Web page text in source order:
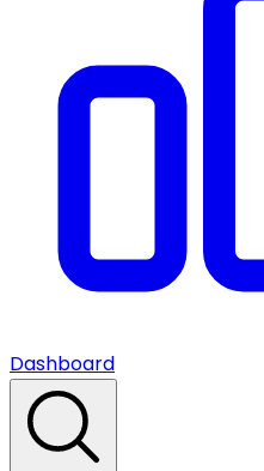
Dashboard